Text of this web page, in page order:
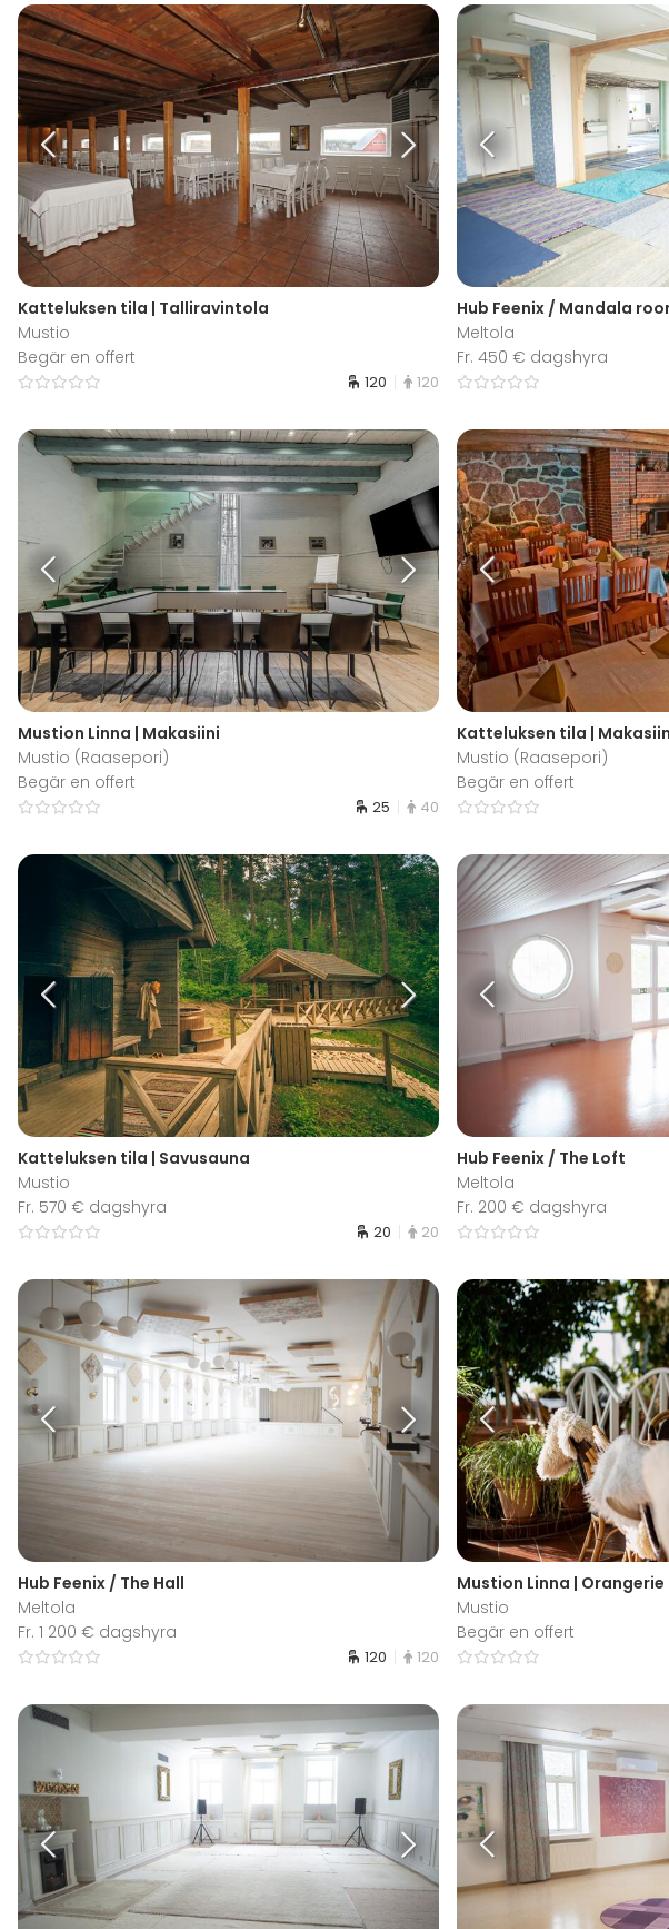
Katteluksen tila | Talliravintola
Mustio
Begär en offert
120 120
Hub Feenix / Mandala
Meltola
Fr. 450 € dagshyra
Mustion Linna | Makasiini
Mustio (Raasepori)
Begär en offert
25 40
Katteluksen tila |
Mustio (Raasepori)
Begär en offert
Katteluksen tila | Savusauna
Mustio
Fr. 570 € dagshyra
20 20
Hub Feenix / The Loft
Meltola
Fr. 200 € dagshyra
Hub Feenix / The Hall
Meltola
Fr. 1 200 € dagshyra
120 120
Mustion Linna | Orangerie
Mustio
Begär en offert